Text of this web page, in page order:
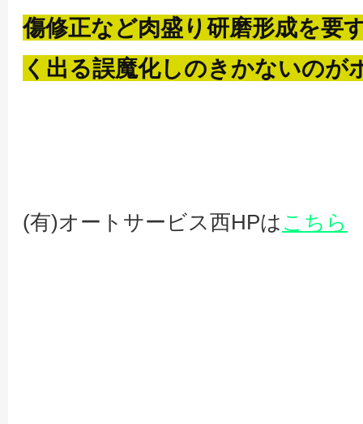
傷修正など肉盛り研磨形成を要
く出る誤魔化しのきかないのが
(有)オートサービス西HPは こちら